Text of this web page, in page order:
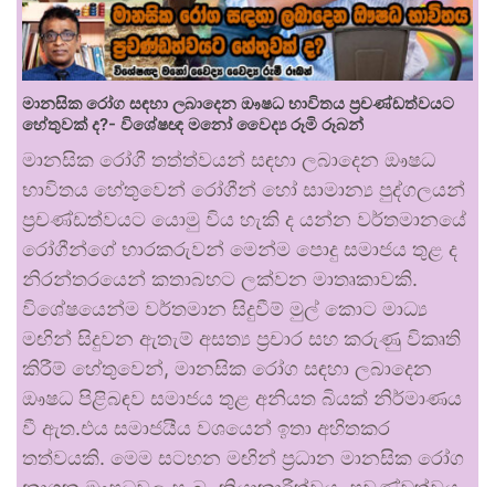
මානසික රෝග සඳහා ලබාදෙන ඖෂධ භාවිතය ප්‍රචණ්ඩත්වයට
හේතුවක් ද?- විශේෂඥ මනෝ වෛද්‍ය රූමි රූබන්
මානසික රෝගී තත්ත්වයන් සඳහා ලබාදෙන ඖෂධ
භාවිතය හේතුවෙන් රෝගීන් හෝ සාමාන්‍ය පුද්ගලයන්
ප්‍රචණ්ඩත්වයට යොමු විය හැකි ද යන්න වර්තමානයේ
රෝගීන්ගේ භාරකරුවන් මෙන්ම පොදු සමාජය තුළ ද
නිරන්තරයෙන් කතාබහට ලක්වන මාතෘකාවකි.
විශේෂයෙන්ම වර්තමාන සිදුවීම් මුල් කොට මාධ්‍ය
මඟින් සිදුවන ඇතැම් අසත්‍ය ප්‍රචාර සහ කරුණු විකෘති
කිරීම් හේතුවෙන්, මානසික රෝග සඳහා ලබාදෙන
ඖෂධ පිළිබඳව සමාජය තුළ අනියත බියක් නිර්මාණය
වී ඇත.එය සමාජයීය වශයෙන් ඉතා අහිතකර
තත්වයකි. මෙම සටහන මඟින් ප්‍රධාන මානසික රෝග